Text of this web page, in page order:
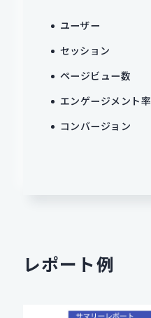
ユーザー
セッション
ページビュー数
エンゲージメント率
コンバージョン
レポート例